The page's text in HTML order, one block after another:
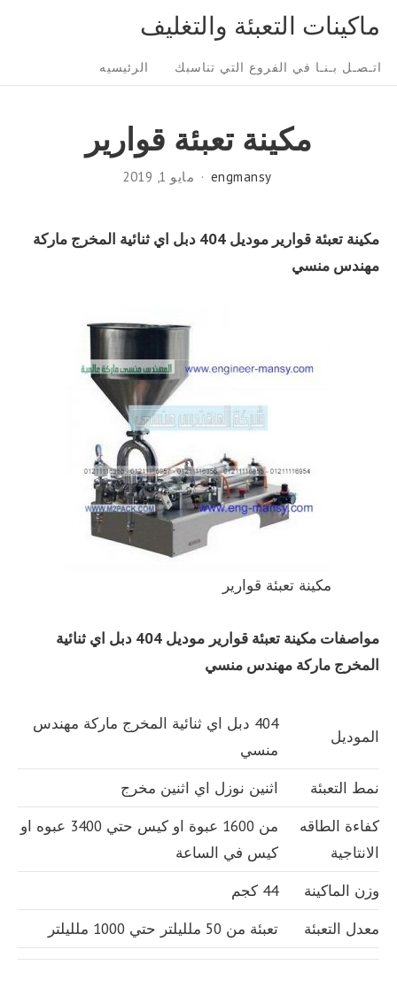
content
ماكينات التعبئة والتغليف
Site
Navigation
اتـصـل بـنـا في الفروع التي تناسبك الرئيسيه
مكينة تعبئة قوارير
engmansy مايو 1, 2019
مكينة تعبئة قوارير
موديل 404 دبل اي ثنائية المخرج ماركة
مهندس منسي
مكينة تعبئة قوارير
مواصفات مكينة تعبئة قوارير
موديل 404 دبل اي ثنائية
المخرج ماركة مهندس منسي
الموديل
404 دبل اي ثنائية المخرج ماركة مهندس
منسي
نمط التعبئة
اثنين نوزل اي اثنين مخرج
كفاءة الطاقه
الانتاجية
من 1600 عبوة او كيس حتي 3400 عبوه او
كيس في الساعة
وزن الماكينة
44 كجم
معدل التعبئة
تعبئة من 50 ملليلتر حتي 1000 ملليلتر